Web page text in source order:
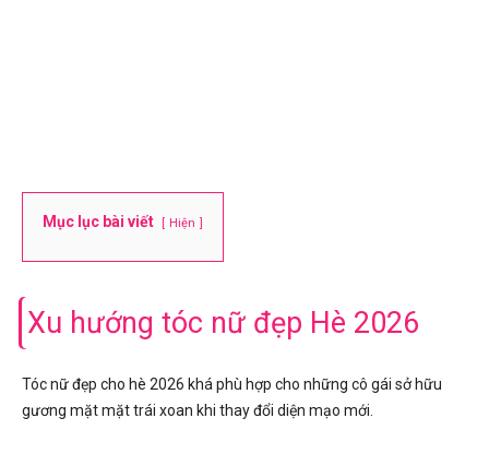
Mục lục bài viết Hiện
Xu hướng tóc nữ đẹp Hè 2026
Tóc nữ đẹp cho hè 2026 khá phù hợp cho những cô gái sở hữu
gương mặt mặt trái xoan khi thay đổi diện mạo mới.